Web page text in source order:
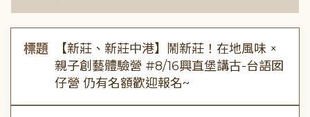
標題
【新莊、新莊中港】鬧新莊！在地風味 ×
親子創藝體驗營 #8/16興直堡講古-台語囡
仔營 仍有名額歡迎報名~